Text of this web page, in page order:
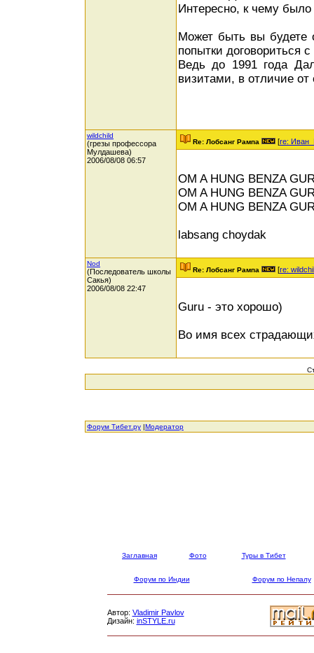
Интересно, к чему было
Может быть вы будете
попытки договориться
Ведь до 1991 года
визитами, в отличие
wildchild
(грезы профессора
Мулдашева)
2006/08/08 06:57
Re: Лобсанг Рампа [re:
OM A HUNG BENZA
OM A HUNG BENZA
OM A HUNG BENZA
labsang choydak
Nod
(Последователь школы
Сакья)
2006/08/08 22:47
Re: Лобсанг Рампа [re:
Guru - это хорошо)
Во имя всех
Форум Тибет.ру |Модератор
Заглавная Фото Туры в Тибет
Форум по Индии Форум по Непалу
Автор: Vladimir Pavlov
Дизайн: inSTYLE.ru